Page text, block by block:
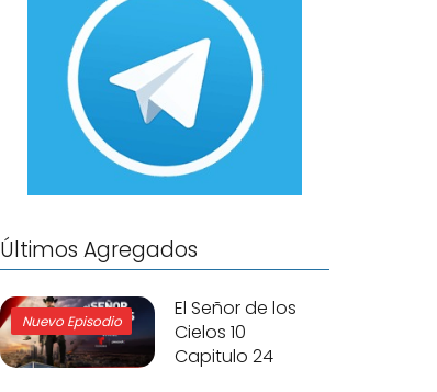
Últimos Agregados
Nuevo Episodio
El Señor de los
Cielos 10
Capitulo 24